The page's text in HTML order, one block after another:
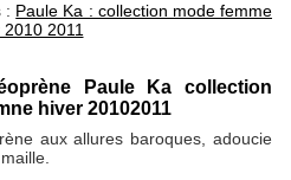
: Paule Ka : collection mode femme
2011
Paule Ka collection
hiver 20102011
aux allures baroques, adoucie